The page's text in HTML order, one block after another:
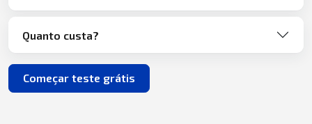
Quanto custa?
Começar teste grátis